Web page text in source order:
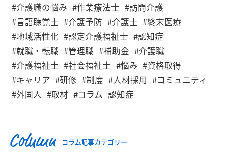
#介護職の悩み #作業療法士 #訪問介護
#言語聴覚士 #介護予防 #介護士 #終末医療
#地域活性化 #認定介護福祉士 #認知症
#就職・転職 #管理職 #補助金 #介護職
#介護福祉士 #社会福祉士 #悩み #資格取得
#キャリア #研修 #制度 #人材採用 #コミュニティ
#外国人 #取材 #コラム 認知症
Column コラム記事カテゴリー